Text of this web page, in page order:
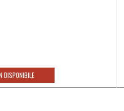
DISPONIBILE